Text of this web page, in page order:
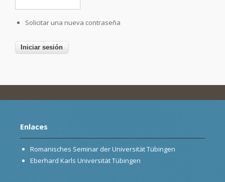
Solicitar una nueva contraseña
Enlaces
Romanisches Seminar der Universität Tübingen
Eberhard Karls Universität Tübingen